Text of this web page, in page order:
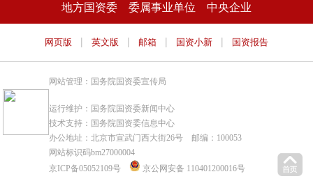
地方国资委 委属事业单位 中央企业
网页版 英文版 邮箱 国资小新 国资报告
网站管理：国务院国资委宣传局
运行维护：国务院国资委新闻中心
技术支持：国务院国资委信息中心
办公地址：北京市宣武门西大街26号 邮编：100053
网站标识码bm27000004
京ICP备05052109号
京公网安备 110401200016号